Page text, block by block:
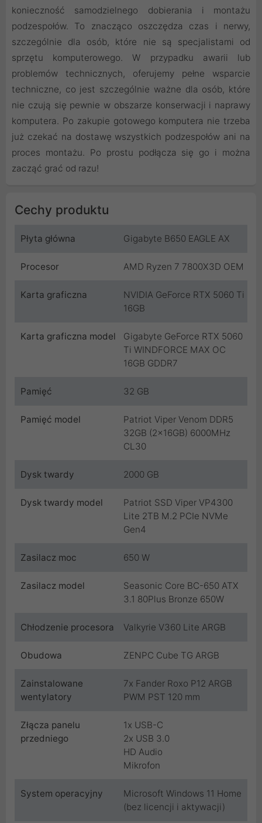
konieczność samodzielnego dobierania i montażu
podzespołów. To znacząco oszczędza czas i nerwy,
szczególnie dla osób, które nie są specjalistami od
sprzętu komputerowego. W przypadku awarii lub
problemów technicznych, oferujemy pełne wsparcie
techniczne, co jest szczególnie ważne dla osób, które
nie czują się pewnie w obszarze konserwacji i naprawy
komputera. Po zakupie gotowego komputera nie trzeba
już czekać na dostawę wszystkich podzespołów ani na
proces montażu. Po prostu podłącza się go i można
zacząć grać od razu!
Cechy produktu
Płyta główna Gigabyte B650 EAGLE AX
Procesor AMD Ryzen 7 7800X3D OEM
Karta graficzna
NVIDIA GeForce RTX 5060 Ti
16GB
Karta graficzna model
Gigabyte GeForce RTX 5060
Ti WINDFORCE MAX OC
16GB GDDR7
Pamięć 32 GB
Pamięć model
Patriot Viper Venom DDR5
32GB (2x16GB) 6000MHz
CL30
Dysk twardy 2000 GB
Dysk twardy model
Patriot SSD Viper VP4300
Lite 2TB M.2 PCIe NVMe
Gen4
Zasilacz moc 650 W
Zasilacz model
Seasonic Core BC-650 ATX
3.1 80Plus Bronze 650W
Chłodzenie procesora Valkyrie V360 Lite ARGB
Obudowa ZENPC Cube TG ARGB
Zainstalowane
wentylatory
7x Fander Roxo P12 ARGB
PWM PST 120 mm
Złącza panelu
przedniego
1x USB-C
2x USB 3.0
HD Audio
Mikrofon
System operacyjny
Microsoft Windows 11 Home
(bez licencji i aktywacji)